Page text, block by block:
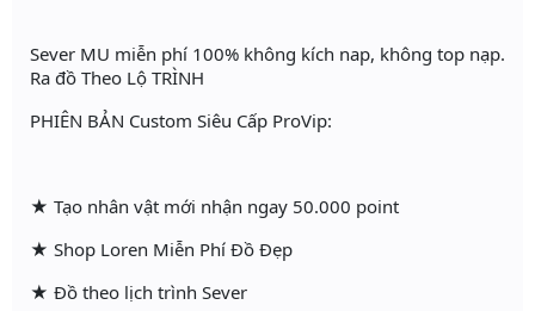
Sever MU miễn phí 100% không kích nap, không top nạp.
Ra đồ Theo Lộ TRÌNH
PHIÊN BẢN Custom Siêu Cấp ProVip:
★ Tạo nhân vật mới nhận ngay 50.000 point
★ Shop Loren Miễn Phí Đồ Đẹp
★ Đồ theo lịch trình Sever